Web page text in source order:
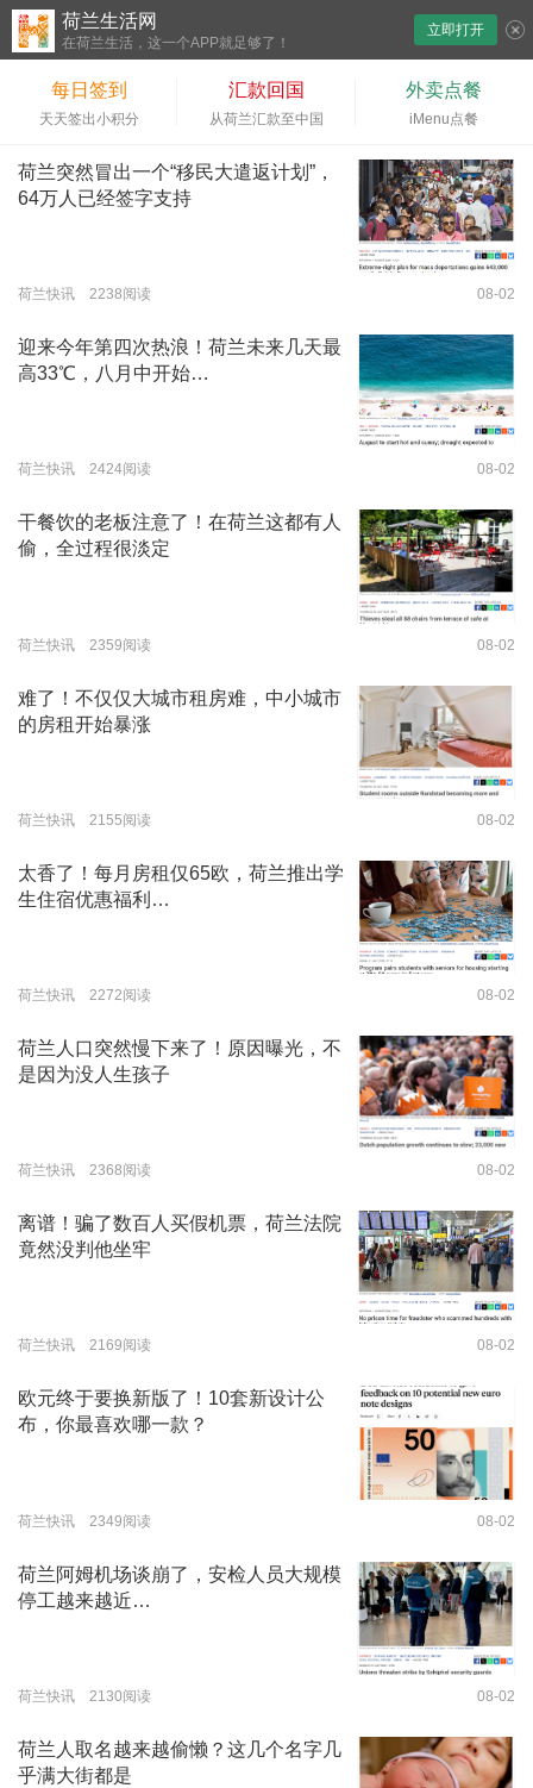
荷兰生活网
在荷兰生活，这一个APP就足够了！
立即打开
每日签到
天天签出小积分
汇款回国
从荷兰汇款至中国
外卖点餐
iMenu点餐
荷兰突然冒出一个“移民大遣返计划”，
64万人已经签字支持
荷兰快讯 2238阅读 08-02
迎来今年第四次热浪！荷兰未来几天最
高33℃，八月中开始…
荷兰快讯 2424阅读 08-02
干餐饮的老板注意了！在荷兰这都有人
偷，全过程很淡定
荷兰快讯 2359阅读 08-02
难了！不仅仅大城市租房难，中小城市
的房租开始暴涨
荷兰快讯 2155阅读 08-02
太香了！每月房租仅65欧，荷兰推出学
生住宿优惠福利…
荷兰快讯 2272阅读 08-02
荷兰人口突然慢下来了！原因曝光，不
是因为没人生孩子
荷兰快讯 2368阅读 08-02
离谱！骗了数百人买假机票，荷兰法院
竟然没判他坐牢
荷兰快讯 2169阅读 08-02
欧元终于要换新版了！10套新设计公
布，你最喜欢哪一款？
荷兰快讯 2349阅读 08-02
荷兰阿姆机场谈崩了，安检人员大规模
停工越来越近…
荷兰快讯 2130阅读 08-02
荷兰人取名越来越偷懒？这几个名字几
乎满大街都是